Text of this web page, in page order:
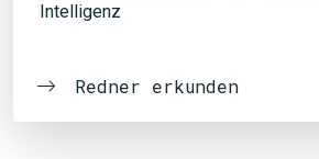
Intelligenz
Redner erkunden